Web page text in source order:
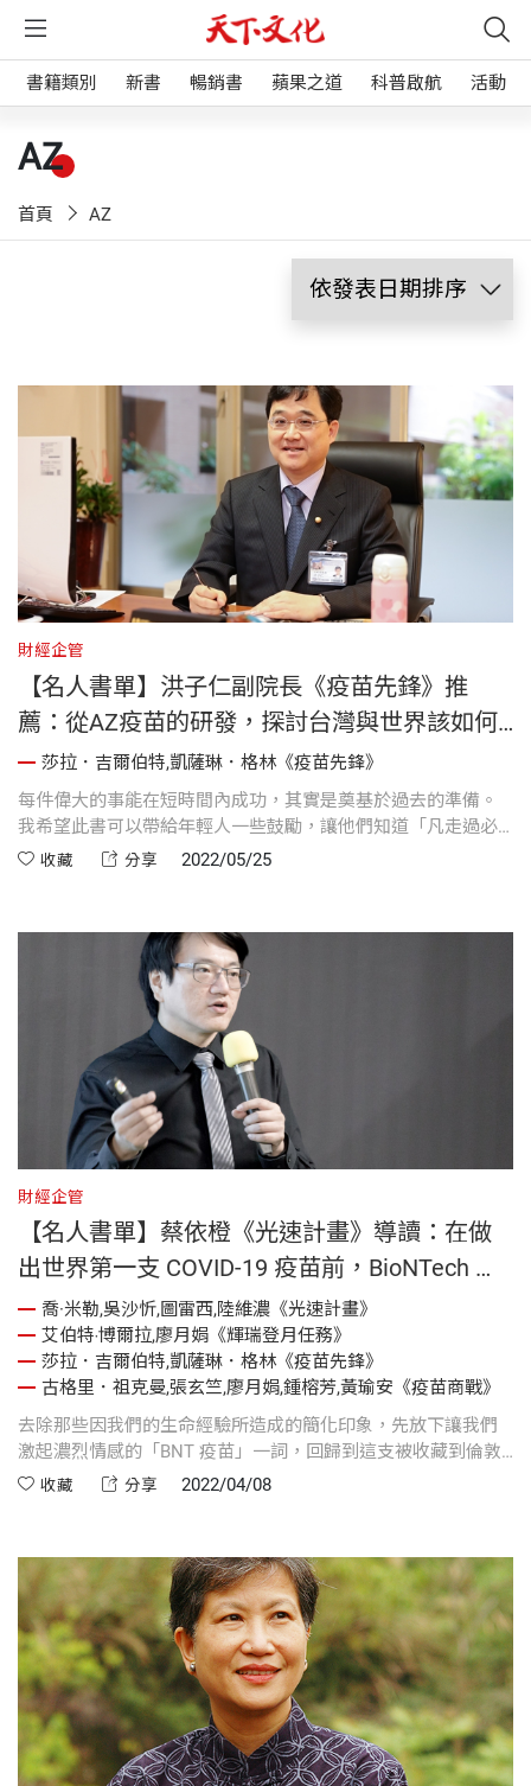
書籍類別 新書 暢銷書 蘋果之道 科普啟航 活動
AZ
首頁 AZ
財經企管
【名人書單】洪子仁副院長《疫苗先鋒》推
薦：從AZ疫苗的研發，探討台灣與世界該如何
走向「與病毒共存」之路？
莎拉．吉爾伯特,凱薩琳．格林《疫苗先鋒》
每件偉大的事能在短時間內成功，其實是奠基於過去的準備。
我希望此書可以帶給年輕人一些鼓勵，讓他們知道「凡走過必
留下痕跡」，專心投入學習各種知識跟技能，可能有一天就會
收藏 分享 2022/05/25
財經企管
【名人書單】蔡依橙《光速計畫》導讀：在做
出世界第一支 COVID-19 疫苗前，BioNTech 做
了多少準備？
喬·米勒,吳沙忻,圖雷西,陸維濃《光速計畫》
艾伯特‧博爾拉,廖月娟《輝瑞登月任務》
莎拉．吉爾伯特,凱薩琳．格林《疫苗先鋒》
古格里．祖克曼,張玄竺,廖月娟,鍾榕芳,黃瑜安《疫苗商戰》
去除那些因我們的生命經驗所造成的簡化印象，先放下讓我們
激起濃烈情感的「BNT 疫苗」一詞，回歸到這支被收藏到倫敦
醫學博物館，與詹納接種牛痘以預防天花的柳葉刀並列的，世
收藏 分享 2022/04/08